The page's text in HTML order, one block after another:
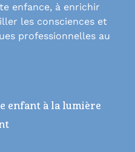
enfance, à enrichir
les consciences et
professionnelles au
enfant à la lumière